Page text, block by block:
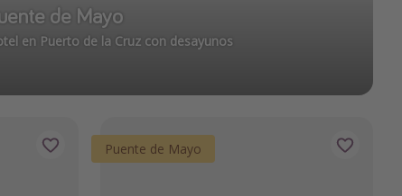
de Mayo
en Puerto de la Cruz con desayunos
Puente de Mayo